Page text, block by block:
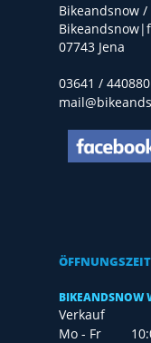
Bikeandsnow
07743 Jena
03641 / 440880
Verkauf
Mo - Fr